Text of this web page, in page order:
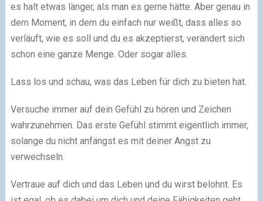
es halt etwas länger, als man es gerne hätte. Aber genau in
dem Moment, in dem du einfach nur weißt, dass alles so
verläuft, wie es soll und du es akzeptierst, verändert sich
schon eine ganze Menge. Oder sogar alles.
Lass los und schau, was das Leben für dich zu bieten hat.
Versuche immer auf dein Gefühl zu hören und Zeichen
wahrzunehmen. Das erste Gefühl stimmt eigentlich immer,
solange du nicht anfängst es mit deiner Angst zu
verwechseln.
Vertraue auf dich und das Leben und du wirst belohnt. Es